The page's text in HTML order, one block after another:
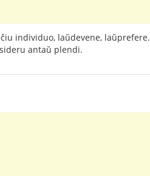
individuo, laŭdevene, laŭprefere.
antaŭ plendi.